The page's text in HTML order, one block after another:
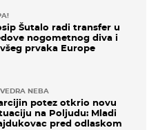
Šutalo radi transfer u
nogometnog diva i
prvaka Europe
NEBA
potez otkrio novu
na Poljudu: Mladi
pred odlaskom